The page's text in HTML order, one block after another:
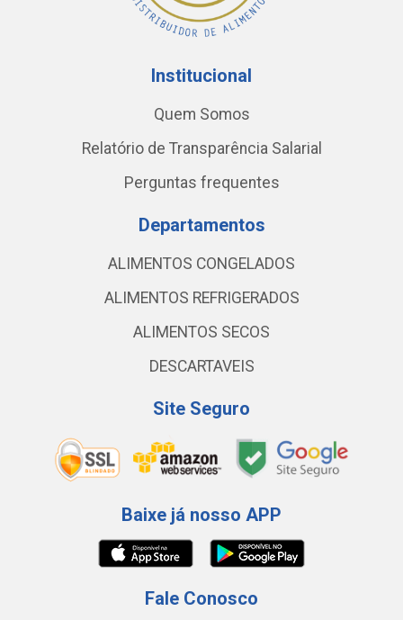
Institucional
Quem Somos
Relatório de Transparência Salarial
Perguntas frequentes
Departamentos
ALIMENTOS CONGELADOS
ALIMENTOS REFRIGERADOS
ALIMENTOS SECOS
DESCARTAVEIS
Site Seguro
Baixe já nosso APP
Fale Conosco